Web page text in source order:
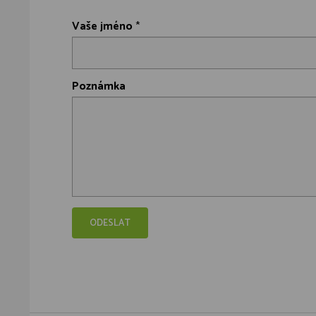
Vaše jméno *
Poznámka